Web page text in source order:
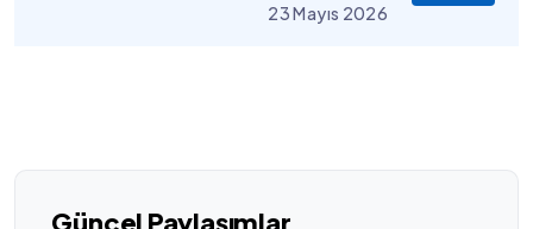
23 Mayıs 2026
Güncel Paylaşımlar